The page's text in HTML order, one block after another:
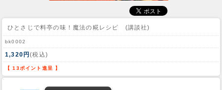
ひとさじで料亭の味！魔法の糀レシピ (講談社)
bk0002
1,320円(税込)
【 13ポイント進呈 】